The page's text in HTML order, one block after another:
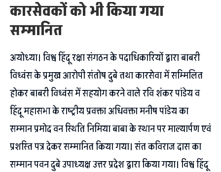
कारसेवकों को भी किया गया
सम्मानित
अयोध्या। विश्व हिंदू रक्षा संगठन के पदाधिकारियों द्वारा बाबरी
विध्वंस के प्रमुख आरोपी संतोष दुबे तथा कारसेवा में सम्मिलित
होकर बाबरी विध्वंस में सहयोग करने वाले रवि शंकर पांडेय व
हिंदू महासभा के राष्ट्रीय प्रवक्ता अधिवक्ता मनीष पांडेय का
सम्मान प्रमोद वन स्थिति निमिया बाबा के स्थान पर माल्यार्पण एवं
प्रशस्ति पत्र देकर सम्मानित किया गया। संत कविराज दास का
सम्मान पवन दुबे उपाध्यक्ष उत्तर प्रदेश द्वारा किया गया। विश्व हिंदू